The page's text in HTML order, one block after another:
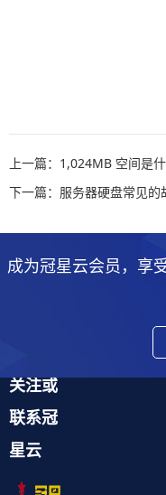
上一篇：1,024MB 空间是
下一篇：服务器硬盘常见的
成为冠星云会员，享
关注或
联系冠
星云